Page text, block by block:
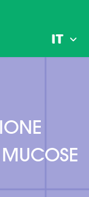
IT
MUCOSE